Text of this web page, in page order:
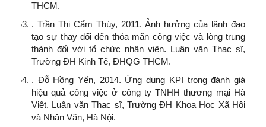
THCM.
. Trần Thị Cẩm Thúy, 2011. Ảnh hưởng của lãnh đạo
tạo sự thay đổi đến thỏa mãn công việc và lòng trung
thành đối với tổ chức nhân viên. Luận văn Thạc sĩ,
Trường ĐH Kinh Tế, ĐHQG THCM.
. Đỗ Hồng Yến, 2014. Ứng dụng KPI trong đánh giá
hiệu quả công việc ở công ty TNHH thương mại Hà
Việt. Luận văn Thạc sĩ, Trường ĐH Khoa Học Xã Hội
và Nhân Văn, Hà Nội.